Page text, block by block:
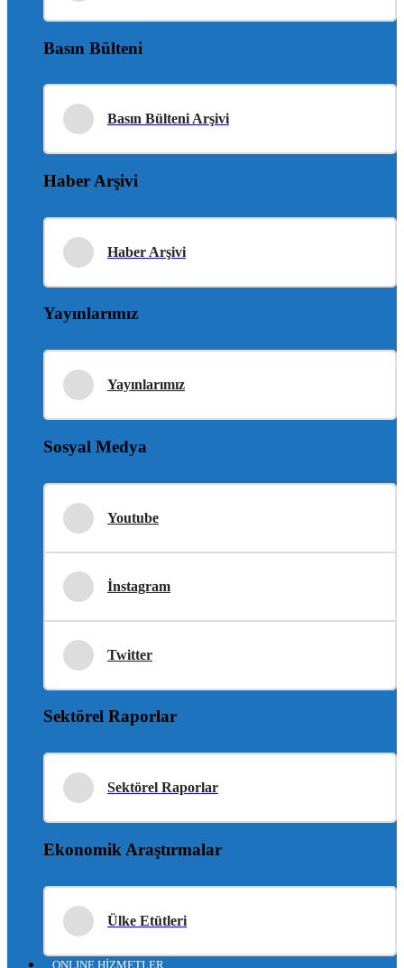
Basın Bülteni
Basın Bülteni Arşivi
Haber Arşivi
Haber Arşivi
Yayınlarımız
Yayınlarımız
Sosyal Medya
Youtube
İnstagram
Twitter
Sektörel Raporlar
Sektörel Raporlar
Ekonomik Araştırmalar
Ülke Etütleri
ONLINE HİZMETLER